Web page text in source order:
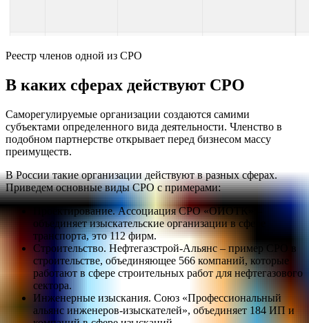
Реестр членов одной из СРО
В каких сферах действуют СРО
Саморегулируемые организации создаются самими
субъектами определенного вида деятельности. Членство в
подобном партнерстве открывает перед бизнесом массу
преимуществ.
В России такие организации действуют в разных сферах.
Приведем основные виды СРО с примерами:
Проектирование. Ассоциация СРО «ОИОТК» –
объединяет изыскательские организации в сфере
транспорта, это 112 фирм.
Строительство. Нефтегазстрой-Альянс – пример СРО в
строительстве, объединяющее 566 компаний, которые
работают в сфере строительных работ для нефтегазового
сектора.
Инженерные изыскания. Союз «Профессиональный
альянс инженеров-изыскателей», объединяет 184 ИП и